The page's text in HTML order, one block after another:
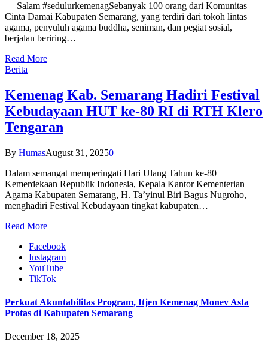
— Salam #sedulurkemenagSebanyak 100 orang dari Komunitas
Cinta Damai Kabupaten Semarang, yang terdiri dari tokoh lintas
agama, penyuluh agama buddha, seniman, dan pegiat sosial,
berjalan beriring…
Read More
Berita
Kemenag Kab. Semarang Hadiri Festival
Kebudayaan HUT ke-80 RI di RTH Klero
Tengaran
By HumasAugust 31, 20250
Dalam semangat memperingati Hari Ulang Tahun ke-80
Kemerdekaan Republik Indonesia, Kepala Kantor Kementerian
Agama Kabupaten Semarang, H. Ta’yinul Biri Bagus Nugroho,
menghadiri Festival Kebudayaan tingkat kabupaten…
Read More
Facebook
Instagram
YouTube
TikTok
Perkuat Akuntabilitas Program, Itjen Kemenag Monev Asta
Protas di Kabupaten Semarang
December 18, 2025